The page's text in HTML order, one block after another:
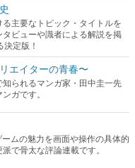
主要なトピック・タイトルを
ビューや識者による解説を掲
定版！
エイターの青春〜
知られるマンガ家・田中圭一先
ガです。
ムの魅力を画面や操作の具体的
で骨太な評論連載です。